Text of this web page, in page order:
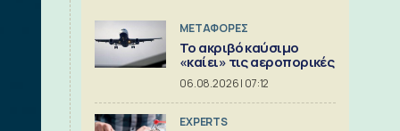
ΜΕΤΑΦΟΡΕΣ
Το ακριβό καύσιμο
«καίει» τις αεροπορικές
06.08.2026 | 07:12
EXPERTS